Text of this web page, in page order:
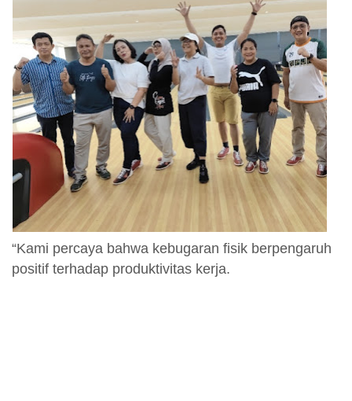
“Kami percaya bahwa kebugaran fisik berpengaruh
positif terhadap produktivitas kerja.